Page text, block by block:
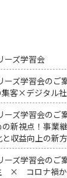
ーズ学習会
ズ学習会のご
客×デジタル
ズ学習会の
新視点！事業
収益向上の新方
ズ学習会の
× コロナ禍か